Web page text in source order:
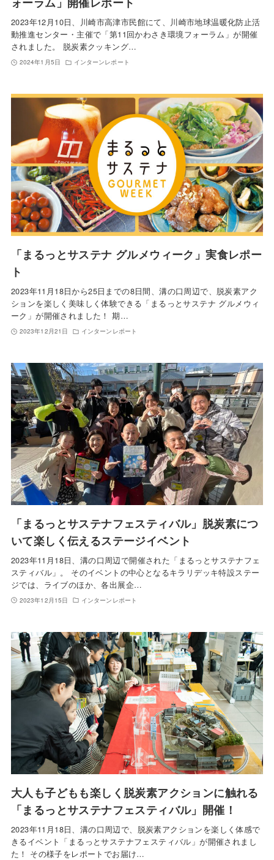
2023年12月10日、川崎市高津市民館にて、川崎市地球温暖化防止活
動推進センター・主催で「第11回かわさき環境フォーラム」が開催
されました。 脱炭素クッキング…
2024年1月5日 インターンレポート
「まるっとサステナ グルメウィーク」実食レポー
ト
2023年11月18日から25日までの8日間、溝の口周辺で、脱炭素アク
ションを楽しく美味しく体験できる「まるっとサステナ グルメウィ
ーク」が開催されました！ 期…
2023年12月21日 インターンレポート
「まるっとサステナフェスティバル」脱炭素につ
いて楽しく伝えるステージイベント
2023年11月18日、溝の口周辺で開催された「まるっとサステナフェ
スティバル」。 そのイベントの中心となるキラリデッキ特設ステー
ジでは、ライブのほか、各出展企…
2023年12月15日 インターンレポート
大人も子どもも楽しく脱炭素アクションに触れる
「まるっとサステナフェスティバル」開催！
2023年11月18日、溝の口周辺で、脱炭素アクションを楽しく体感で
きるイベント「まるっとサステナフェスティバル」が開催されまし
た！ その様子をレポートでお届け…